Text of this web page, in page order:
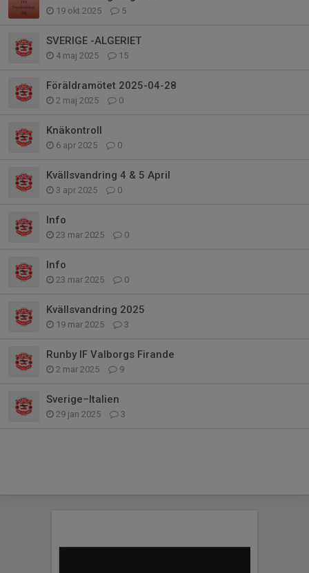
19 okt 2025 5
SVERIGE -ALGERIET
4 maj 2025 15
Föräldramötet 2025-04-28
2 maj 2025 0
Knäkontroll
6 apr 2025 0
Kvällsvandring 4 & 5 April
3 apr 2025 0
Info
23 mar 2025 0
Info
23 mar 2025 0
Kvällsvandring 2025
19 mar 2025 3
Runby IF Valborgs Firande
2 mar 2025 9
Sverige–Italien
29 jan 2025 3